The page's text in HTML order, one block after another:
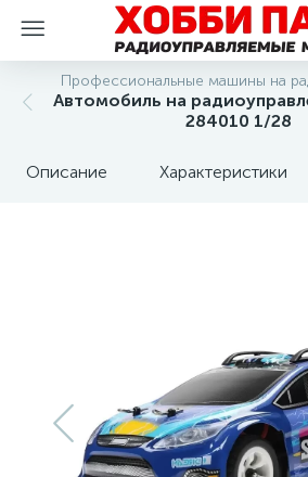
Профессиональные машины на
Автомобиль на
284010 1/28
Описание Характеристики